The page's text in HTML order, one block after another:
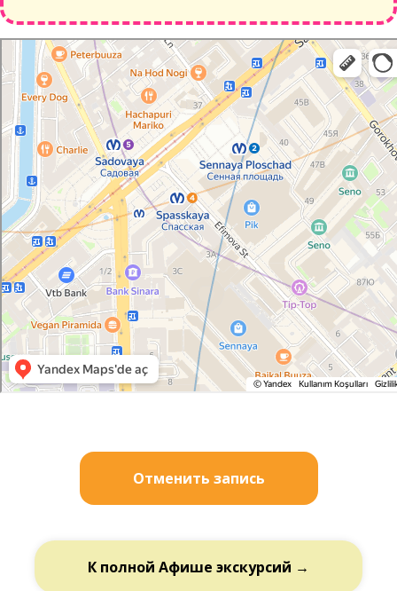
Санкт‑Петербург
Яндекс Карты
Отменить запись
К полной Афише экскурсий →